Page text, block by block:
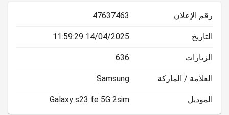
رقم الإعلان 47637463
التاريخ 14/04/2025 11:59:29
الزيارات 636
العلامة / الماركة Samsung
الموديل Galaxy s23 fe 5G 2sim